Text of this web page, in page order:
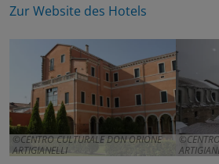
Zur Website des Hotels
CENTRO CULTURALE DON ORIONE
ARTIGIANELLI